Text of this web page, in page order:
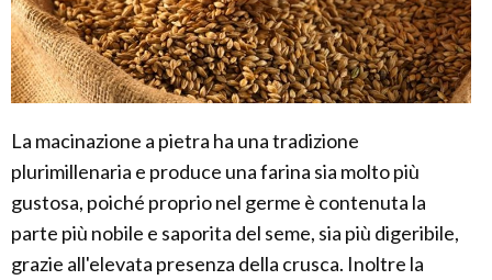
La macinazione a pietra ha una tradizione
plurimillenaria e produce una farina sia molto più
gustosa, poiché proprio nel germe è contenuta la
parte più nobile e saporita del seme, sia più digeribile,
grazie all'elevata presenza della crusca. Inoltre la